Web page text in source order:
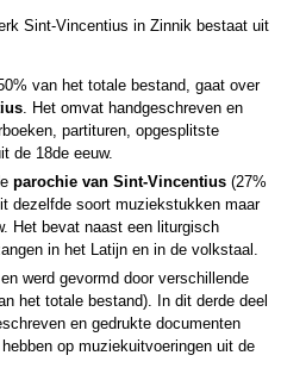
Sint-Vincentius in Zinnik bestaat uit
van het totale bestand, gaat over
. Het omvat handgeschreven en
partituren, opgesplitste
de 18de eeuw.
parochie van Sint-Vincentius (27%
dezelfde soort muziekstukken maar
Het bevat naast een liturgisch
in het Latijn en in de volkstaal.
werd gevormd door verschillende
het totale bestand). In dit derde deel
en gedrukte documenten
op muziekuitvoeringen uit de